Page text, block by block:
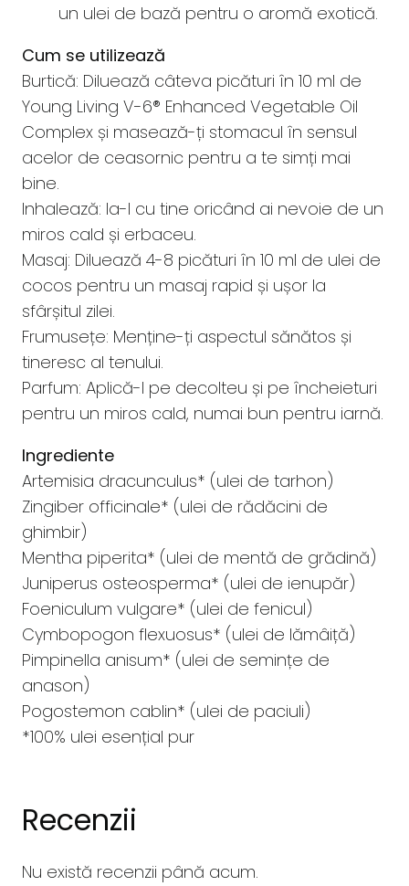
un ulei de bază pentru o aromă exotică.
Cum se utilizează
Burtică: Diluează câteva picături în 10 ml de
Young Living V-6® Enhanced Vegetable Oil
Complex și masează-ți stomacul în sensul
acelor de ceasornic pentru a te simți mai
bine.
Inhalează: Ia-l cu tine oricând ai nevoie de un
miros cald și erbaceu.
Masaj: Diluează 4-8 picături în 10 ml de ulei de
cocos pentru un masaj rapid și ușor la
sfârșitul zilei.
Frumusețe: Menține-ți aspectul sănătos și
tineresc al tenului.
Parfum: Aplică-l pe decolteu și pe încheieturi
pentru un miros cald, numai bun pentru iarnă.
Ingrediente
Artemisia dracunculus* (ulei de tarhon)
Zingiber officinale* (ulei de rădăcini de
ghimbir)
Mentha piperita* (ulei de mentă de grădină)
Juniperus osteosperma* (ulei de ienupăr)
Foeniculum vulgare* (ulei de fenicul)
Cymbopogon flexuosus* (ulei de lămâiță)
Pimpinella anisum* (ulei de semințe de
anason)
Pogostemon cablin* (ulei de paciuli)
*100% ulei esențial pur
Recenzii
Nu există recenzii până acum.